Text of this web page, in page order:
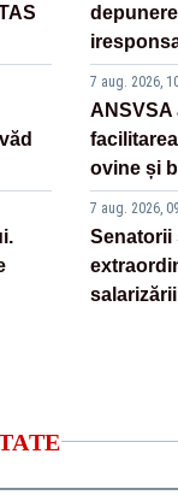
7 aug. 2026,
ANSVSA
ovine și
7 aug. 2026,
Senatorii
salarizării